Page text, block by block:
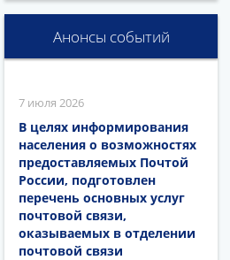
Анонсы событий
7 июля 2026
В целях информирования
населения о возможностях
предоставляемых Почтой
России, подготовлен
перечень основных услуг
почтовой связи,
оказываемых в отделении
почтовой связи